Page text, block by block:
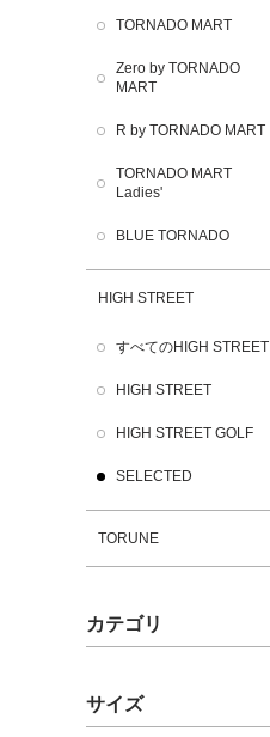
TORNADO MART
Zero by TORNADO
MART
R by TORNADO MART
TORNADO MART
Ladies'
BLUE TORNADO
HIGH STREET
すべてのHIGH STREET
HIGH STREET
HIGH STREET GOLF
SELECTED
TORUNE
カテゴリ
サイズ